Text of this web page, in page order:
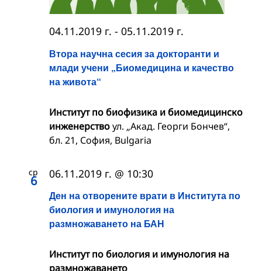
Втора научна сесия за докторанти и
млади учени „Биомедицина и качество
на живота“
04.11.2019 г. - 05.11.2019 г.
Институт по биофизика и биомедицинско
инженерствоул. „Акад. Георги Бончев“,
бл. 21, София, Bulgaria
ср
6
Ден на отворените врати в Института по
биология и имунология на
размножаването на БАН
06.11.2019 г. @ 10:30
Институт по биология и имунология на
размножаването